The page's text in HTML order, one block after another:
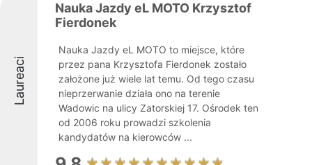
Laureaci
Nauka Jazdy eL MOTO Krzysztof
Fierdonek
Nauka Jazdy eL MOTO to miejsce, które
przez pana Krzysztofa Fierdonek zostało
założone już wiele lat temu. Od tego czasu
nieprzerwanie działa ono na terenie
Wadowic na ulicy Zatorskiej 17. Ośrodek ten
od 2006 roku prowadzi szkolenia
kandydatów na kierowców ...